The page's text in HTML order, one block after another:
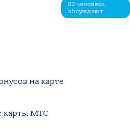
82 человека
обсуждают
на карте
карты МТС